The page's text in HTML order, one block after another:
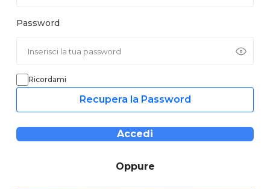
Password
Ricordami
Recupera la Password
Accedi
Oppure